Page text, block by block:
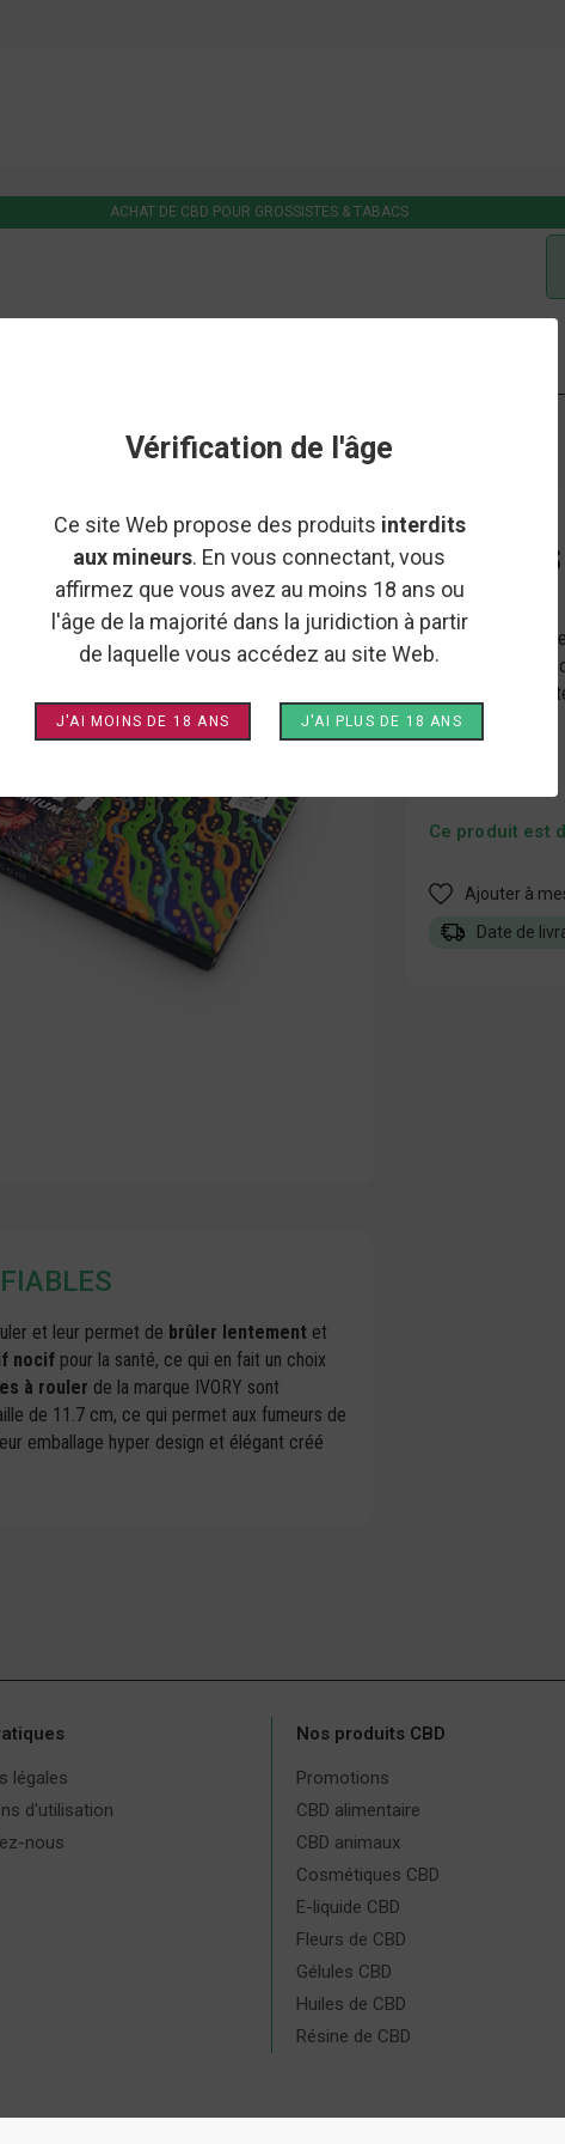
Vérification de l'âge
Ce site Web propose des produits interdits
aux mineurs. En vous connectant, vous
affirmez que vous avez au moins 18 ans ou
l'âge de la majorité dans la juridiction à partir
de laquelle vous accédez au site Web.
J'AI MOINS DE 18 ANS J'AI PLUS DE 18 ANS
ACHAT DE CBD POUR GROSSISTES & TABACS
et leur permet de brûler lentement et
nocif pour la santé, ce qui en fait un choix
à rouler de la marque IVORY sont
de 11.7 cm, ce qui permet aux fumeurs de
emballage hyper design et élégant créé
IVORY
Les longues
de préparer des
matériaux de
fumage optimale.
Ce produit est
Ajouter à
Date de
légales
d'utilisation
nous
Nos produits CBD
Promotions
CBD alimentaire
CBD animaux
Cosmétiques CBD
E-liquide CBD
Fleurs de CBD
Gélules CBD
Huiles de CBD
Résine de CBD